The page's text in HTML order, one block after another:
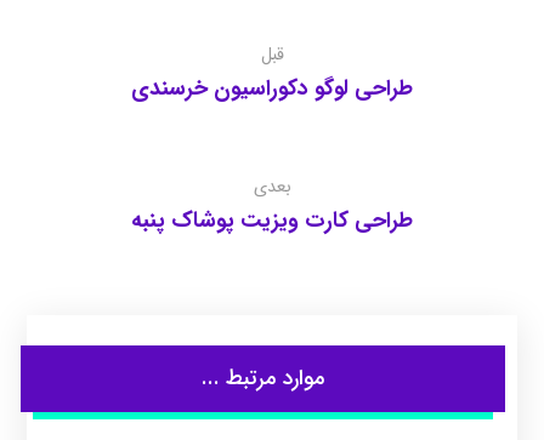
قبل
طراحی لوگو دکوراسیون خرسندی
بعدی
طراحی کارت ویزیت پوشاک پنبه
موارد مرتبط ...